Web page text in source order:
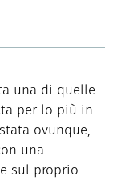
una di quelle
per lo più in
ovunque,
una
sul proprio